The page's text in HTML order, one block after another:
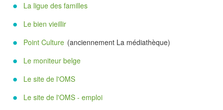
La ligue des familles
Le bien vieillir
Point Culture (anciennement La médiathèque)
Le moniteur belge
Le site de l'OMS
Le site de l'OMS - emploi